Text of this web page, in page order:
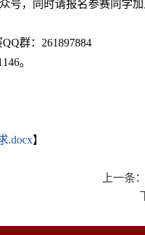
号，同时请报名参赛同学
群：261897884
。
.docx】
上一条：